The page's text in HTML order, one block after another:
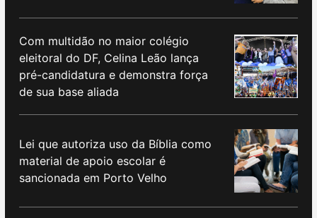
Com multidão no maior colégio
eleitoral do DF, Celina Leão lança
pré-candidatura e demonstra força
de sua base aliada
Lei que autoriza uso da Bíblia como
material de apoio escolar é
sancionada em Porto Velho